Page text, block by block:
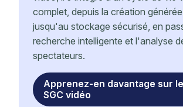
complet, depuis la création
jusqu'au stockage sécurisé, en
recherche intelligente et l'analyse
spectateurs.
Apprenez-en davantage sur le
SGC vidéo